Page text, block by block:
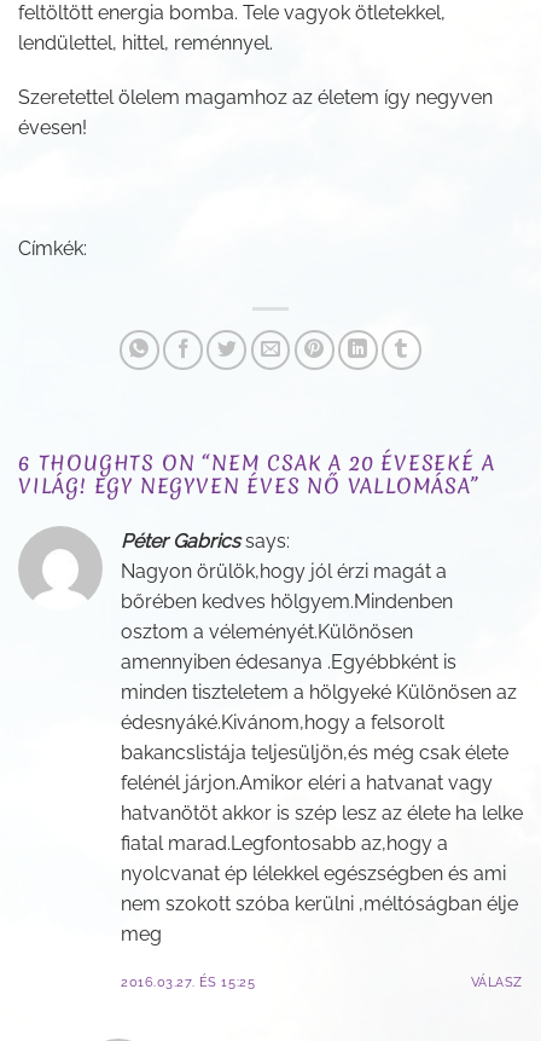
feltöltött energia bomba. Tele vagyok ötletekkel,
lendülettel, hittel, reménnyel.
Szeretettel ölelem magamhoz az életem így negyven
évesen!
Címkék:
6 THOUGHTS ON “NEM CSAK A 20 ÉVESEKÉ A
VILÁG! EGY NEGYVEN ÉVES NŐ VALLOMÁSA”
Péter Gabrics says:
Nagyon örülök,hogy jól érzi magát a
bőrében kedves hölgyem.Mindenben
osztom a véleményét.Különösen
amennyiben édesanya .Egyébbként is
minden tiszteletem a hölgyeké Különösen az
édesnyáké.Kivánom,hogy a felsorolt
bakancslistája teljesüljön,és még csak élete
felénél járjon.Amikor eléri a hatvanat vagy
hatvanötöt akkor is szép lesz az élete ha lelke
fiatal marad.Legfontosabb az,hogy a
nyolcvanat ép lélekkel egészségben és ami
nem szokott szóba kerülni ,méltóságban élje
meg
2016.03.27. ÉS 15:25 VÁLASZ